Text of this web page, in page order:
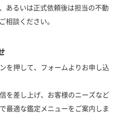
あるいは正式依頼後は担当の不動
相談ください。
を押して、フォームよりお申し込
を差し上げ、お客様のニーズなど
最適な鑑定メニューをご案内しま